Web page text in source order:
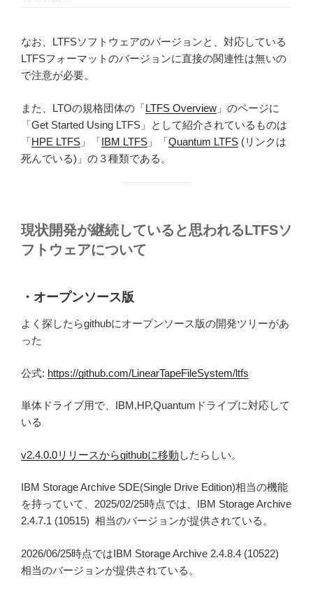
なお、LTFSソフトウェアのバージョンと、対応している
LTFSフォーマットのバージョンに直接の関連性は無いの
で注意が必要。
また、LTOの規格団体の「LTFS Overview 」のページに
「Get Started Using LTFS」として紹介されているものは
「HPE LTFS 」「IBM LTFS 」「Quantum LTFS (リンクは
死んでいる)」の３種類である。
現状開発が継続していると思われるLTFSソ
フトウェアについて
・オープンソース版
よく探したらgithubにオープンソース版の開発ツリーがあ
った
公式: https://github.com/LinearTapeFileSystem/ltfs
単体ドライブ用で、IBM,HP,Quantumドライブに対応して
いる
v2.4.0.0リリースからgithubに移動 したらしい。
IBM Storage Archive SDE(Single Drive Edition)相当の機能
を持っていて、2025/02/25時点では、IBM Storage Archive
2.4.7.1 (10515) 相当のバージョンが提供されている。
2026/06/25時点ではIBM Storage Archive 2.4.8.4 (10522)
相当のバージョンが提供されている。